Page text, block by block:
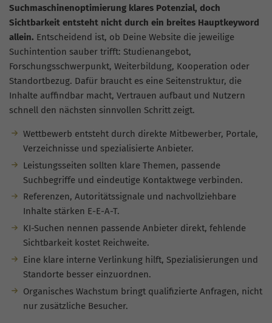
Suchmaschinenoptimierung klares Potenzial, doch
Sichtbarkeit entsteht nicht durch ein breites Hauptkeyword
allein. Entscheidend ist, ob Deine Website die jeweilige
Suchintention sauber trifft: Studienangebot,
Forschungsschwerpunkt, Weiterbildung, Kooperation oder
Standortbezug. Dafür braucht es eine Seitenstruktur, die
Inhalte auffindbar macht, Vertrauen aufbaut und Nutzern
schnell den nächsten sinnvollen Schritt zeigt.
Wettbewerb entsteht durch direkte Mitbewerber, Portale,
Verzeichnisse und spezialisierte Anbieter.
Leistungsseiten sollten klare Themen, passende
Suchbegriffe und eindeutige Kontaktwege verbinden.
Referenzen, Autoritätssignale und nachvollziehbare
Inhalte stärken E-E-A-T.
KI-Suchen nennen passende Anbieter direkt, fehlende
Sichtbarkeit kostet Reichweite.
Eine klare interne Verlinkung hilft, Spezialisierungen und
Standorte besser einzuordnen.
Organisches Wachstum bringt qualifizierte Anfragen, nicht
nur zusätzliche Besucher.